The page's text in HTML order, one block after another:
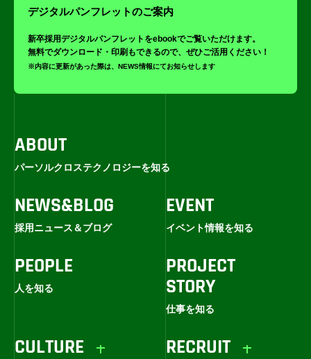
デジタルパンフレットのご案内
新卒採用デジタルパンフレットをebookでご覧いただけます。
無料でダウンロード・印刷もできるので、ぜひご活用ください！
※内容に更新があった際は、NEWS情報にてお知らせします
ABOUT
パーソルクロステクノロジーを知る
NEWS&BLOG
採用ニュース＆ブログ
EVENT
イベント情報を知る
PEOPLE
人を知る
PROJECT
STORY
仕事を知る
CULTURE RECRUIT